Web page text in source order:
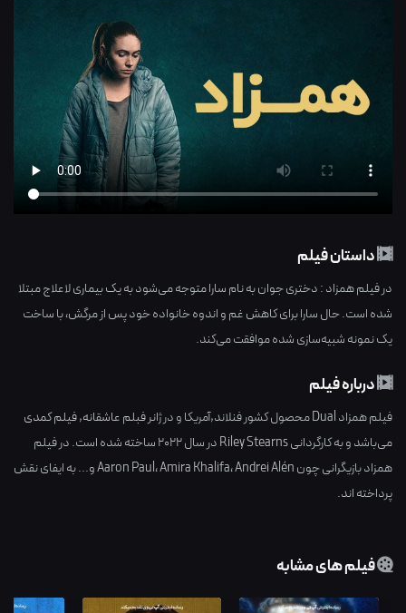
داستان فیلم
در فیلم همزاد : دختری جوان به نام سارا متوجه می‌شود به یک بیماری لاعلاج مبتلا
شده است. حال سارا برای کاهش غم و اندوه خانواده‌ خود پس از مرگش، با ساخت
یک نمونه شبیه‌سازی شده موافقت می‌کند.
درباره فیلم
فیلم همزاد Dual محصول کشور فنلاند,آمریکاو در ژانرفبلم عاشقانه,فیلم کمدی
می‌باشد و به کارگردانیRiley Stearnsدر سال2022ساخته شده است. در فیلم
همزاد بازیگرانی چون
Aaron Paul،Amira Khalifa،Andrei Alén
و... به ایفای نقش
پرداخته اند.
فیلم های مشابه